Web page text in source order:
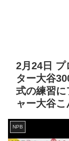
2月24日 プ
ター大谷
式の練習に
ャー大谷
NPB